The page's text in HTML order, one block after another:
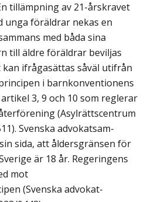
tillämpning av 21-årskravet
unga föräldrar nekas en
med båda sina
till äldre föräldrar beviljas
ifrågasättas såväl utifrån
i barnkonventionens
3, 9 och 10 som reglerar
(Asylrättscentrum
Svenska advokatsam­
sida, att åldersgränsen för
är 18 år. Regeringens
mot
(Svenska advokat­